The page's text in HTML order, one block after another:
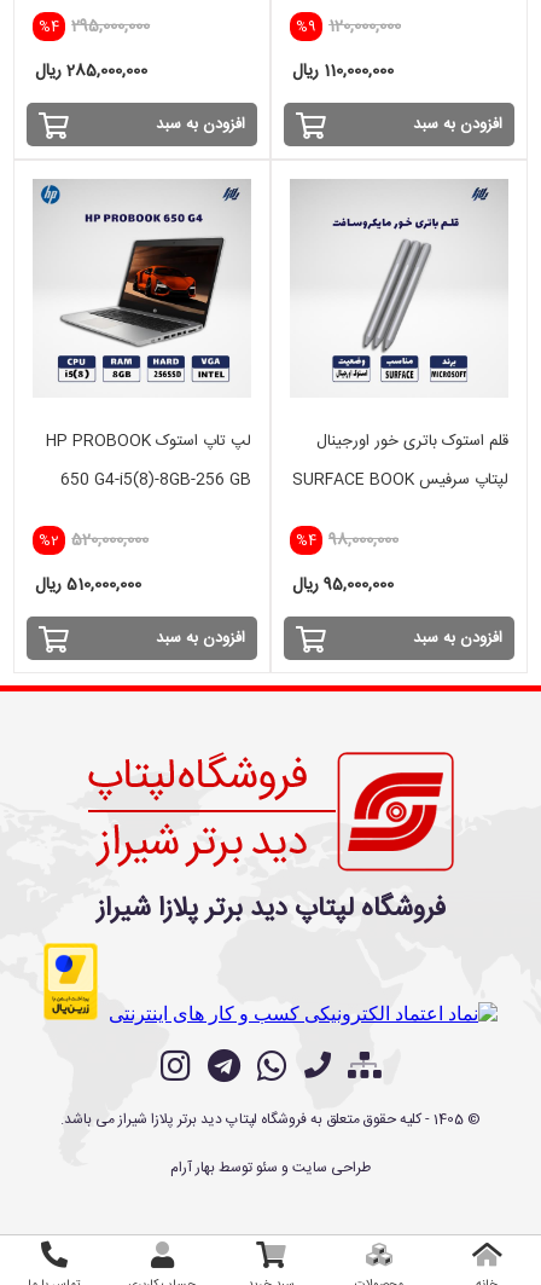
%9 120,000,000
110,000,000 ریال
افزودن به سبد
%4 295,000,000
285,000,000 ریال
افزودن به سبد
قلم استوک باتری خور اورجینال
لپتاپ سرفیس SURFACE BOOK
%4 98,000,000
95,000,000 ریال
افزودن به سبد
لپ تاپ استوک HP PROBOOK
650 G4-i5(8)-8GB-256 GB
%2 520,000,000
510,000,000 ریال
افزودن به سبد
فروشگاه لپتاپ دید برتر پلازا شیراز
©
1405- کلیه حقوق متعلق بهفروشگاه لپتاپ دید برتر پلازا شیرازمی باشد.
طراحی سایت و سئو توسطبهار آرام